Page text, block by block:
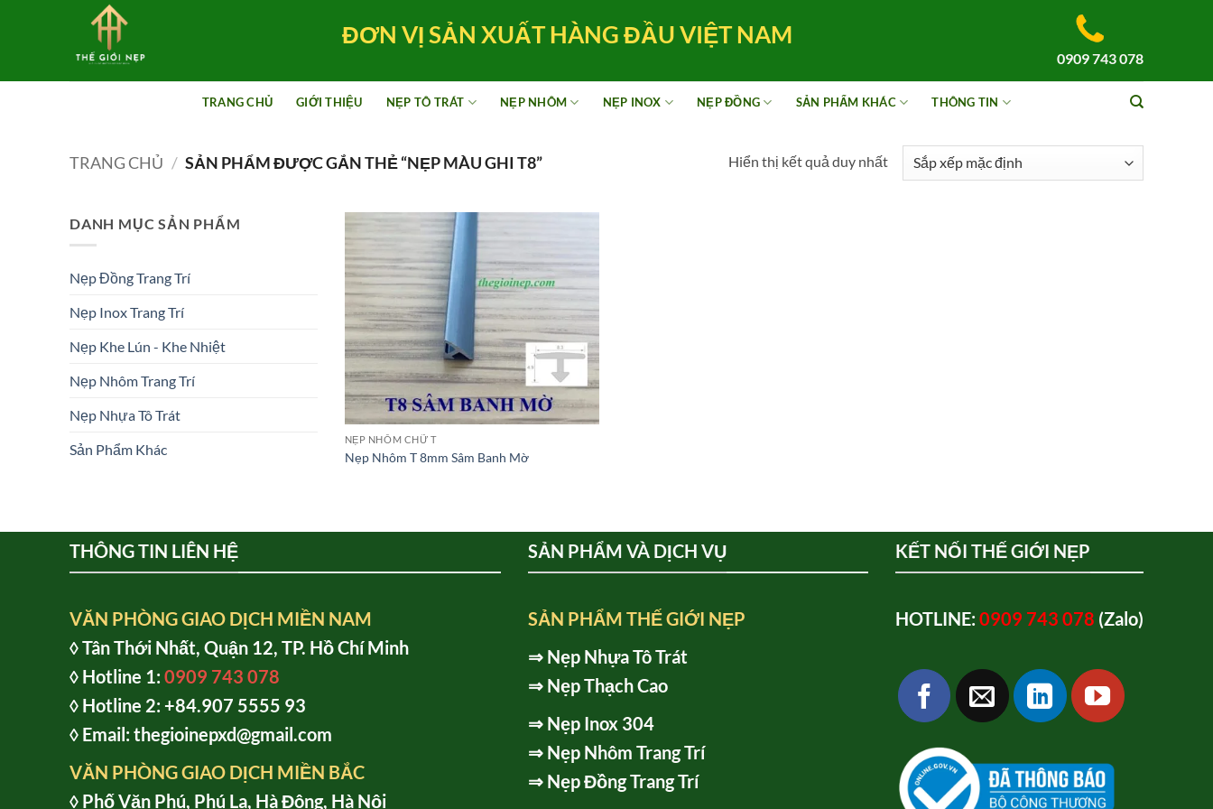
dung
ĐƠN VỊ SẢN XUẤT HÀNG ĐẦU VIỆT NAM
0909 743 078
TRANG CHỦ GIỚI THIỆU NẸP TÔ TRÁT NẸP NHÔM NẸP INOX NẸP ĐỒNG SẢN PHẨM KHÁC THÔNG TIN
TRANG CHỦ / SẢN PHẨM ĐƯỢC GẮN THẺ “NẸP MÀU GHI T8” Hiển thị kết quả duy nhất
DANH MỤC SẢN PHẨM
Nẹp Đồng Trang Trí
Nẹp Inox Trang Trí
Nẹp Khe Lún - Khe Nhiệt
Nẹp Nhôm Trang Trí
Nẹp Nhựa Tô Trát
Sản Phẩm Khác
NẸP NHÔM CHỮ T
Nẹp Nhôm T 8mm Sâm Banh Mờ
THÔNG TIN LIÊN HỆ
VĂN PHÒNG GIAO DỊCH MIỀN NAM
◊ Tân Thới Nhất, Quận 12, TP. Hồ Chí Minh
◊ Hotline 1: 0909 743 078
◊ Hotline 2: +84.907 5555 93
◊ Email: thegioinepxd@gmail.com
VĂN PHÒNG GIAO DỊCH MIỀN BẮC
◊ Phố Văn Phú, Phú La, Hà Đông, Hà Nội
SẢN PHẨM VÀ DỊCH VỤ
SẢN PHẨM THẾ GIỚI NẸP
⇒ Nẹp Nhựa Tô Trát
⇒ Nẹp Thạch Cao
⇒ Nẹp Inox 304
⇒ Nẹp Nhôm Trang Trí
⇒ Nẹp Đồng Trang Trí
KẾT NỐI THẾ GIỚI NẸP
HOTLINE: 0909 743 078 (Zalo)